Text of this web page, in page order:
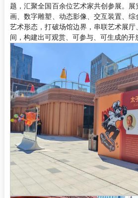
题，汇聚全国百余位艺术家共创参展。
画、数字雕塑、动态影像、交互装置、
艺术形态，打破场馆边界，串联艺术展
间，构建出可观赏、可参与、可生成的开